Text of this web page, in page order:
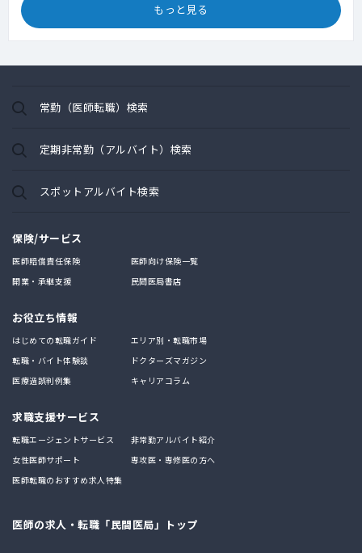
もっと見る
常勤（医師転職）検索
定期非常勤（アルバイト）検索
スポットアルバイト検索
保険/サービス
医師賠償責任保険
医師向け保険一覧
開業・承継支援
民間医局書店
お役立ち情報
はじめての転職ガイド
エリア別・転職市場
転職・バイト体験談
ドクターズマガジン
医療過誤判例集
キャリアコラム
求職支援サービス
転職エージェントサービス
非常勤アルバイト紹介
女性医師サポート
専攻医・専修医の方へ
医師転職のおすすめ求人特集
医師の求人・転職「民間医局」トップ